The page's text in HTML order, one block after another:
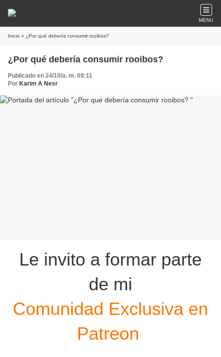
MENU
Inicio » ¿Por qué debería consumir rooibos?
¿Por qué debería consumir rooibos?
Publicado en 24/10/a. m. 09:11
Por Karim A Nesr
Le invito a formar parte
de mi
Comunidad Exclusiva en
Patreon